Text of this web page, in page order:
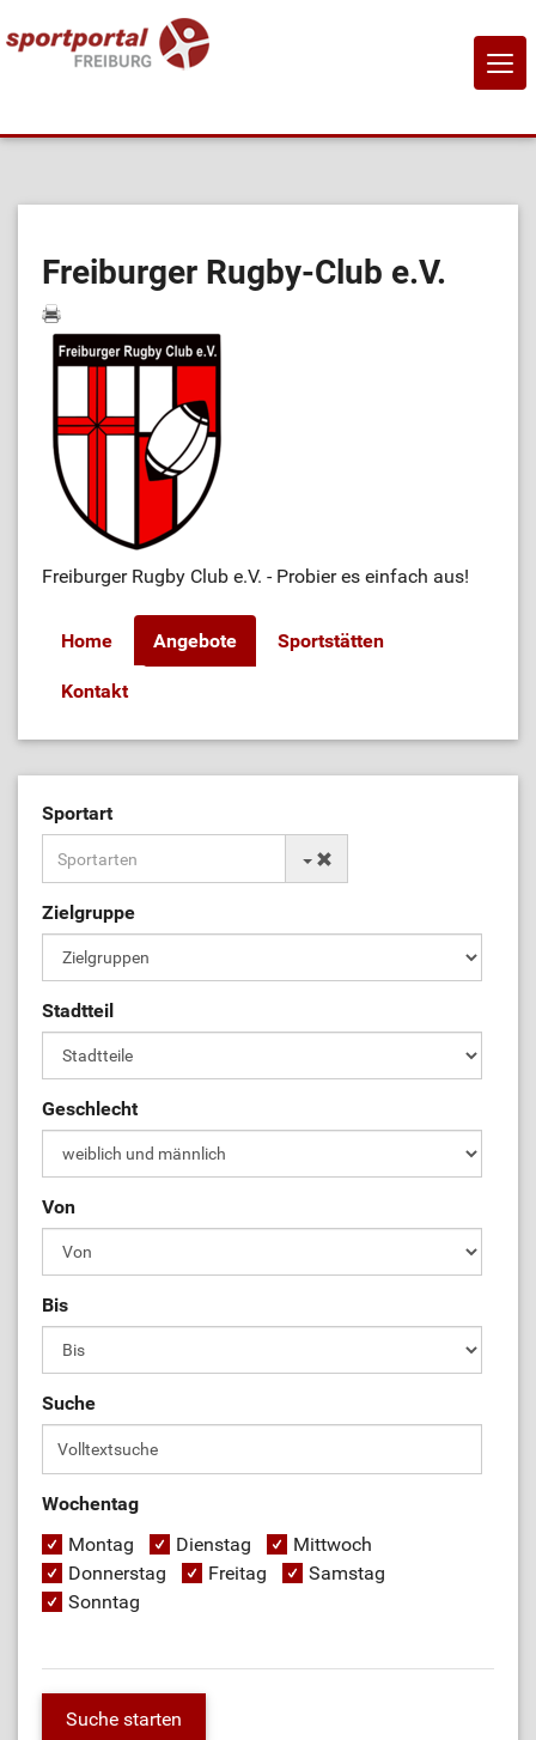
Sportanbietende
Job-Börse
Kontakt
Freiburger Rugby-Club e.V.
Freiburger Rugby Club e.V. - Probier es einfach aus!
Home Angebote Sportstätten
Kontakt
Sportart
Zielgruppe
Stadtteil
Geschlecht
Von
Bis
Suche
Wochentag
Montag
Dienstag
Mittwoch
Donnerstag
Freitag
Samstag
Sonntag